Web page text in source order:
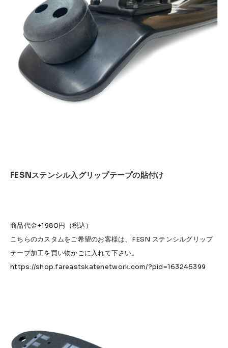
FESNステンシル入グリップテープの貼付け
商品代金+1980円（税込）
こちらのカスタムをご希望のお客様は、FESN ステンシルグリップ
テープ加工を買い物かごに入れて下さい。
https://shop.fareastskatenetwork.com/?pid=163245399